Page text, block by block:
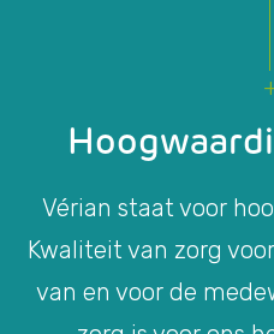
Vérian staat voor
Kwaliteit van zorg
van en voor de